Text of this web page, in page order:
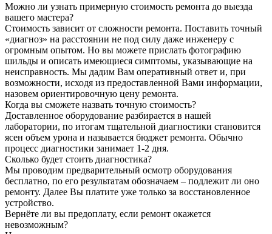
Можно ли узнать примерную стоимость ремонта до выезда
вашего мастера?
Стоимость зависит от сложности ремонта. Поставить точный
«диагноз» на расстоянии не под силу даже инженеру с
огромным опытом. Но вы можете прислать фотографию
шильды и описать имеющиеся симптомы, указывающие на
неисправность. Мы дадим Вам оперативный ответ и, при
возможности, исходя из предоставленной Вами информации,
назовем ориентировочную цену ремонта.
Когда вы сможете назвать точную стоимость?
Доставленное оборудование разбирается в нашей
лаборатории, по итогам тщательной диагностики становится
ясен объем урона и называется бюджет ремонта. Обычно
процесс диагностики занимает 1-2 дня.
Сколько будет стоить диагностика?
Мы проводим предварительный осмотр оборудования
бесплатно, по его результатам обозначаем – подлежит ли оно
ремонту. Далее Вы платите уже только за восстановленное
устройство.
Вернёте ли вы предоплату, если ремонт окажется
невозможным?